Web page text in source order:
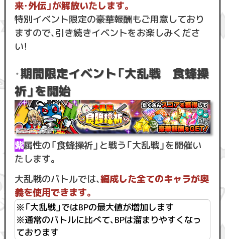
来・外伝」が解放いたします。
特別イベント限定の豪華報酬もご用意しており
ますので、引き続きイベントをお楽しみくださ
い！
・期間限定イベント「大乱戦 食蜂操
祈」を開始
紫属性の「食蜂操祈」と戦う「大乱戦」を開催い
たします。
大乱戦のバトルでは、編成した全てのキャラが奥
義を使用できます。
※「大乱戦」ではBPの最大値が増加します
※通常のバトルに比べて、BPは溜まりやすくなっ
ております